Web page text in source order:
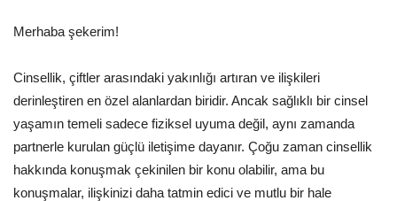
Merhaba şekerim!
Cinsellik, çiftler arasındaki yakınlığı artıran ve ilişkileri
derinleştiren en özel alanlardan biridir. Ancak sağlıklı bir cinsel
yaşamın temeli sadece fiziksel uyuma değil, aynı zamanda
partnerle kurulan güçlü iletişime dayanır. Çoğu zaman cinsellik
hakkında konuşmak çekinilen bir konu olabilir, ama bu
konuşmalar, ilişkinizi daha tatmin edici ve mutlu bir hale